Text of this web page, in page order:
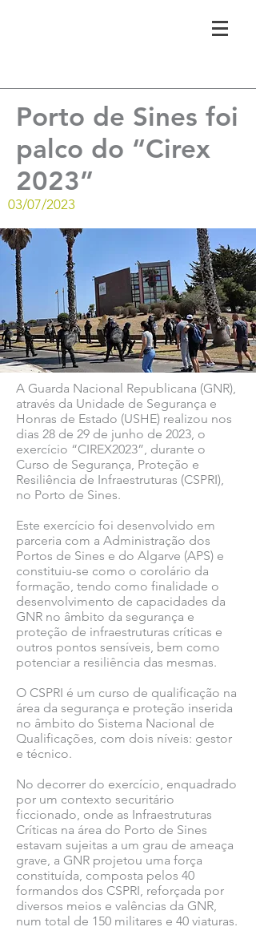
Porto de Sines foi
palco do “Cirex
2023”
03/07/2023
A Guarda Nacional Republicana (GNR),
através da Unidade de Segurança e
Honras de Estado (USHE) realizou nos
dias 28 de 29 de junho de 2023, o
exercício “CIREX2023”, durante o
Curso de Segurança, Proteção e
Resiliência de Infraestruturas (CSPRI),
no Porto de Sines.
Este exercício foi desenvolvido em
parceria com a Administração dos
Portos de Sines e do Algarve (APS) e
constituiu-se como o corolário da
formação, tendo como finalidade o
desenvolvimento de capacidades da
GNR no âmbito da segurança e
proteção de infraestruturas críticas e
outros pontos sensíveis, bem como
potenciar a resiliência das mesmas.
O CSPRI é um curso de qualificação na
área da segurança e proteção inserida
no âmbito do Sistema Nacional de
Qualificações, com dois níveis: gestor
e técnico.
No decorrer do exercício, enquadrado
por um contexto securitário
ficcionado, onde as Infraestruturas
Críticas na área do Porto de Sines
estavam sujeitas a um grau de ameaça
grave, a GNR projetou uma força
constituída, composta pelos 40
formandos dos CSPRI, reforçada por
diversos meios e valências da GNR,
num total de 150 militares e 40 viaturas.